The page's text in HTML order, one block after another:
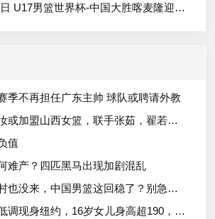
男篮世界杯-中国大胜喀麦隆迎开门红 张懿赵杰23+6
季不再担任广东主帅 球队或聘请外教
女篮，联手张茹，翟若云转会新疆，全力冲击WCBA总冠军！
值
难产？四匹黑马出现加剧混乱
来，中国男篮这回稳了？别急，霍金森来了！
身纽约，16岁女儿身高超190，全家看韩旭比赛